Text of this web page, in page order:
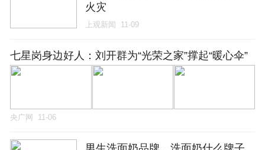
火灾
上观新闻 11-09
七星岗身边好人：刘开群为“光荣之家”撑起“暖心伞”
央广网 11-06